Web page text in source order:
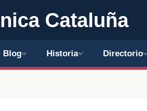
Cataluña
Blog Historia Directorio